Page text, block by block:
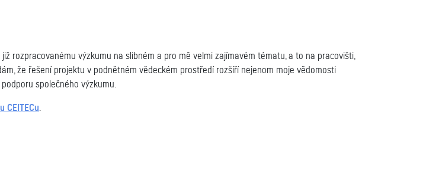
rozpracovanému výzkumu na slibném a pro mě velmi zajímavém tématu, a to na pracovišti,
že řešení projektu v podnětném vědeckém prostředí rozšíří nejenom moje vědomosti
společného výzkumu.
CEITECu